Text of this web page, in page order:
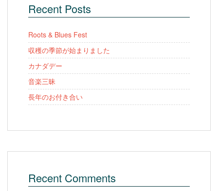
Recent Posts
Roots & Blues Fest
収穫の季節が始まりました
カナダデー
音楽三昧
長年のお付き合い
Recent Comments